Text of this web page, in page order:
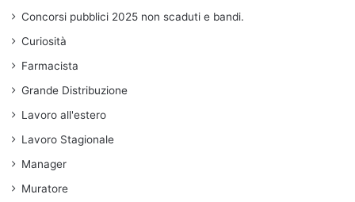
Concorsi pubblici 2025 non scaduti e bandi.
Curiosità
Farmacista
Grande Distribuzione
Lavoro all'estero
Lavoro Stagionale
Manager
Muratore